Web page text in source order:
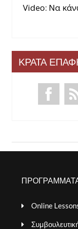
Video: Να
ΚΡΑΤΑ
Online